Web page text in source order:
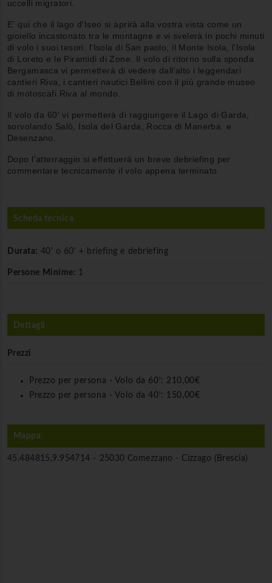
uccelli migratori.
E' qui che il lago d'Iseo si aprirà alla vostra vista come un
gioiello incastonato tra le montagne e vi svelerà in pochi minuti
di volo i suoi tesori: l'Isola di San paolo, il Monte Isola, l'Isola
di Loreto e le Piramidi di Zone. Il volo di ritorno sulla sponda
Bergamasca vi permetterà di vedere dall'alto i leggendari
cantieri Riva, i cantieri nautici Bellini con il più grande museo
di motoscafi Riva al mondo.
Il volo da 60' vi permetterà di raggiungere il Lago di Garda,
sorvolando Salò, Isola del Garda, Rocca di Manerba e
Desenzano.
Dopo l'atterraggio si effettuerà un breve debriefing per
commentare tecnicamente il volo appena terminato
Scheda tecnica
Durata: 40' o 60' + briefing e debriefing
Persone Minime: 1
Dettagli
Prezzi
Prezzo per persona - Volo da 60': 210,00€
Prezzo per persona - Volo da 40':
150,00€
Mappa
45.484815,9.954714 - 25030 Comezzano - Cizzago (Brescia)